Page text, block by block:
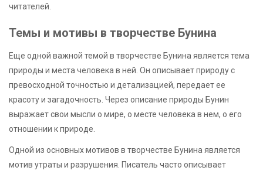
читателей.
Темы и мотивы в творчестве Бунина
Еще одной важной темой в творчестве Бунина является тема
природы и места человека в ней. Он описывает природу с
превосходной точностью и детализацией, передает ее
красоту и загадочность. Через описание природы Бунин
выражает свои мысли о мире, о месте человека в нем, о его
отношении к природе.
Одной из основных мотивов в творчестве Бунина является
мотив утраты и разрушения. Писатель часто описывает